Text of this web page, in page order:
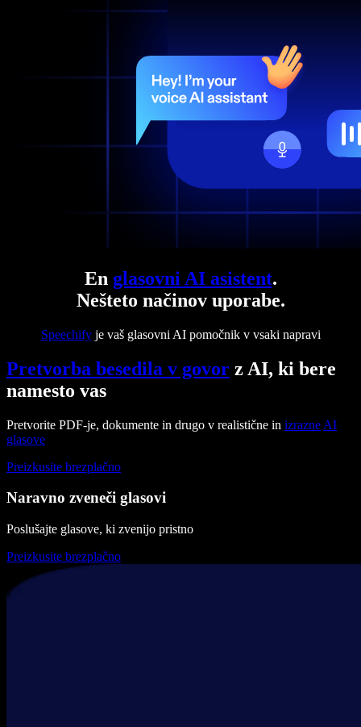
En glasovni AI asistent.
Nešteto načinov uporabe.
Speechifyje vaš glasovni AI pomočnik v vsaki napravi
Pretvorba besedila v govor z AI, ki bere
namesto vas
Pretvorite PDF-je, dokumente in drugo v realistične in izrazne AI
glasove
Preizkusite brezplačno
Naravno zveneči glasovi
Poslušajte glasove, ki zvenijo pristno
Preizkusite brezplačno